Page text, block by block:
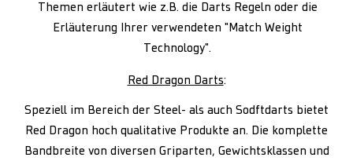
Themen erläutert wie z.B. die Darts Regeln oder die
Erläuterung Ihrer verwendeten "Match Weight
Technology".
Red Dragon Darts:
Speziell im Bereich der Steel- als auch Sodftdarts bietet
Red Dragon hoch qualitative Produkte an. Die komplette
Bandbreite von diversen Griparten, Gewichtsklassen und